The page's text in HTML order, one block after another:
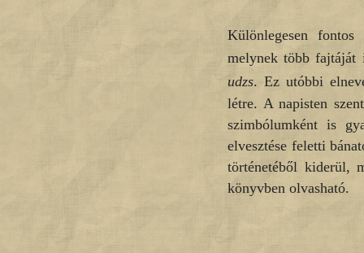
Különlegesen
melynek több
udzs. Ez utóbbi
létre. A napisten
szimbólumként is
elvesztése feletti
történetéből kiderül,
könyvben olvasható.